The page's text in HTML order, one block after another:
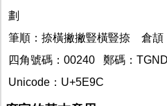
劃
筆順：捺橫撇撇豎橫豎捺
倉頡
四角號碼：00240 鄭碼：TGND
Unicode：U+5E9C